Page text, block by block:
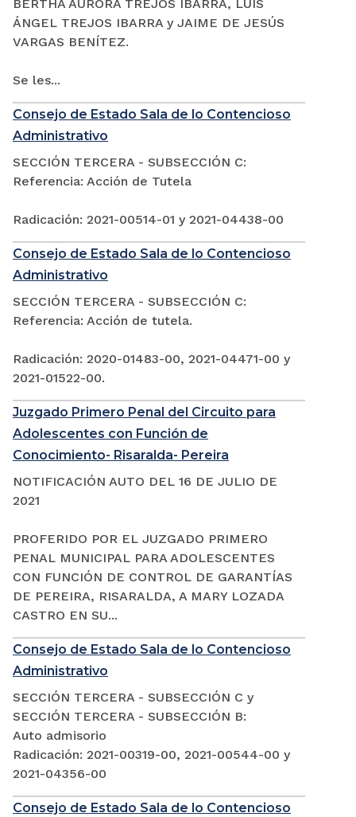
BERTHA AURORA TREJOS IBARRA, LUIS
ÁNGEL TREJOS IBARRA y JAIME DE JESÚS
VARGAS BENÍTEZ.
Se les...
Consejo de Estado Sala de lo Contencioso
Administrativo
SECCIÓN TERCERA - SUBSECCIÓN C:
Referencia: Acción de Tutela
Radicación: 2021-00514-01 y 2021-04438-00
Consejo de Estado Sala de lo Contencioso
Administrativo
SECCIÓN TERCERA - SUBSECCIÓN C:
Referencia: Acción de tutela.
Radicación: 2020-01483-00, 2021-04471-00 y
2021-01522-00.
Juzgado Primero Penal del Circuito para
Adolescentes con Función de
Conocimiento- Risaralda- Pereira
NOTIFICACIÓN AUTO DEL 16 DE JULIO DE
2021
PROFERIDO POR EL JUZGADO PRIMERO
PENAL MUNICIPAL PARA ADOLESCENTES
CON FUNCIÓN DE CONTROL DE GARANTÍAS
DE PEREIRA, RISARALDA, A MARY LOZADA
CASTRO EN SU...
Consejo de Estado Sala de lo Contencioso
Administrativo
SECCIÓN TERCERA - SUBSECCIÓN C y
SECCIÓN TERCERA - SUBSECCIÓN B:
Auto admisorio
Radicación: 2021-00319-00, 2021-00544-00 y
2021-04356-00
Consejo de Estado Sala de lo Contencioso